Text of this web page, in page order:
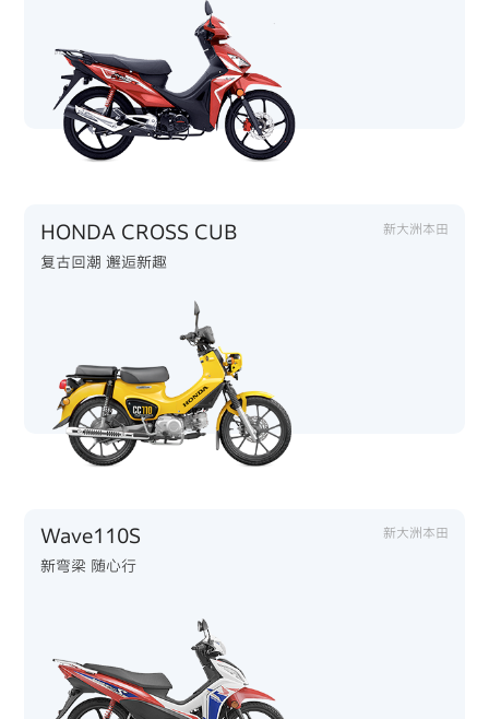
HONDA CROSS CUB 新大洲本田
复古回潮 邂逅新趣
Wave110S 新大洲本田
新弯梁 随心行